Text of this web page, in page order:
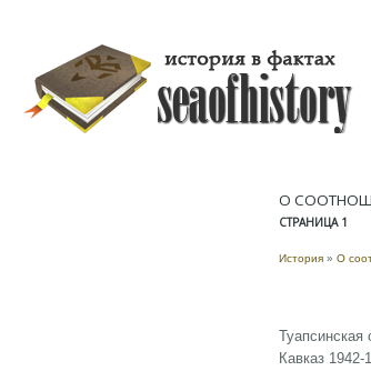
О
СТРАНИЦА 1
История » О
Туапсинская
Кавказ